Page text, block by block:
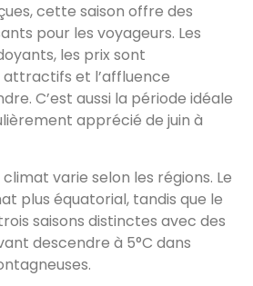
cette saison offre des
pour les voyageurs. Les
les prix sont
et l’affluence
C’est aussi la période idéale
apprécié de juin à
varie selon les régions. Le
plus équatorial, tandis que le
saisons distinctes avec des
descendre à 5°C dans